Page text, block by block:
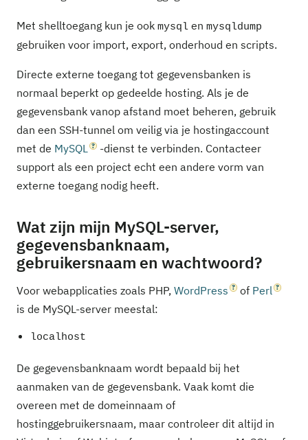
Met shelltoegang kun je ook mysql en mysqldump
gebruiken voor import, export, onderhoud en scripts.
Directe externe toegang tot gegevensbanken is
normaal beperkt op gedeelde hosting. Als je de
gegevensbank vanop afstand moet beheren, gebruik
dan een SSH-tunnel om veilig via je hostingaccount
met de MySQL
-dienst te verbinden. Contacteer
support als een project echt een andere vorm van
externe toegang nodig heeft.
Wat zijn mijn MySQL-server,
gegevensbanknaam,
gebruikersnaam en wachtwoord?
Voor webapplicaties zoals PHP, WordPress of Perl
is de MySQL-server meestal:
localhost
De gegevensbanknaam wordt bepaald bij het
aanmaken van de gegevensbank. Vaak komt die
overeen met de domeinnaam of
hostinggebruikersnaam, maar controleer dit altijd in